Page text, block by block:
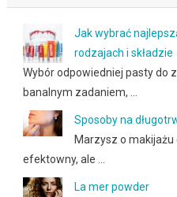
Jak wybrać
rodzajach i składzie
Wybór odpowiedniej pasty do
banalnym zadaniem, …
Sposoby na
Marzysz o
efektowny, ale …
La mer powder